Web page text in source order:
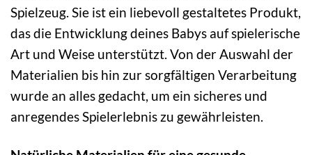
Spielzeug. Sie ist ein liebevoll gestaltetes Produkt,
das die Entwicklung deines Babys auf spielerische
Art und Weise unterstützt. Von der Auswahl der
Materialien bis hin zur sorgfältigen Verarbeitung
wurde an alles gedacht, um ein sicheres und
anregendes Spielerlebnis zu gewährleisten.